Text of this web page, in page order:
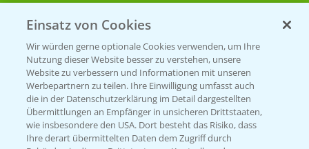
KONTAKT
Hilfe in Notfällen
T.+49 (0)214/30-20220
Einsatz von Cookies
Wir würden gerne optionale Cookies verwenden, um Ihre
Nutzung dieser Website besser zu verstehen, unsere
Website zu verbessern und Informationen mit unseren
Werbepartnern zu teilen. Ihre Einwilligung umfasst auch
die in der Datenschutzerklärung im Detail dargestellten
Übermittlungen an Empfänger in unsicheren Drittstaaten,
wie insbesondere den USA. Dort besteht das Risiko, dass
Ihre derart übermittelten Daten dem Zugriff durch